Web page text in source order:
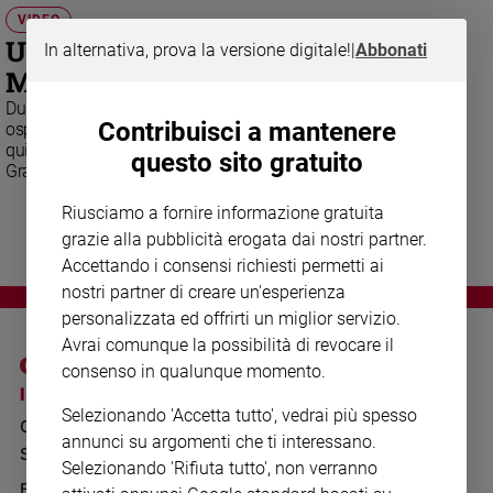
Chiesa
Fede
e
spiritualità
Santi
del
giorno
del
giorno
Società
e
VIDEO
Una malata di cancro canta l'Ave
Maria per papa Francesco
Durante il viaggio in Messico papa Francesco ha visitato un
ospedale pediatrico e ha incontrato Alexia Graduno, una
quindicenne malata di tumore che ha cantato l'Ave Maria.
Grande commozione per Bergoglio e per tutti i presenti
I SITI SAN PAOLO
GRUPPO EDITORIALE
SAN PAOLO
BENESSERE
PRIVACY POLICY
INFORMATIVA
WHISTLEBLOWING
In alternativa, prova la versione digitale!|Abbonati
Contribuisci a mantenere
questo sito gratuito
Riusciamo a fornire informazione gratuita
grazie alla pubblicità erogata dai nostri partner.
Accettando i consensi richiesti permetti ai
nostri partner di creare un'esperienza
personalizzata ed offrirti un miglior servizio.
Avrai comunque la possibilità di revocare il
consenso in qualunque momento.
Selezionando 'Accetta tutto', vedrai più spesso
annunci su argomenti che ti interessano.
Selezionando 'Rifiuta tutto', non verranno